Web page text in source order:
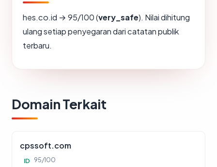
hes.co.id → 95/100 (very_safe). Nilai dihitung
ulang setiap penyegaran dari catatan publik
terbaru.
Domain Terkait
cpssoft.com
ID 95/100